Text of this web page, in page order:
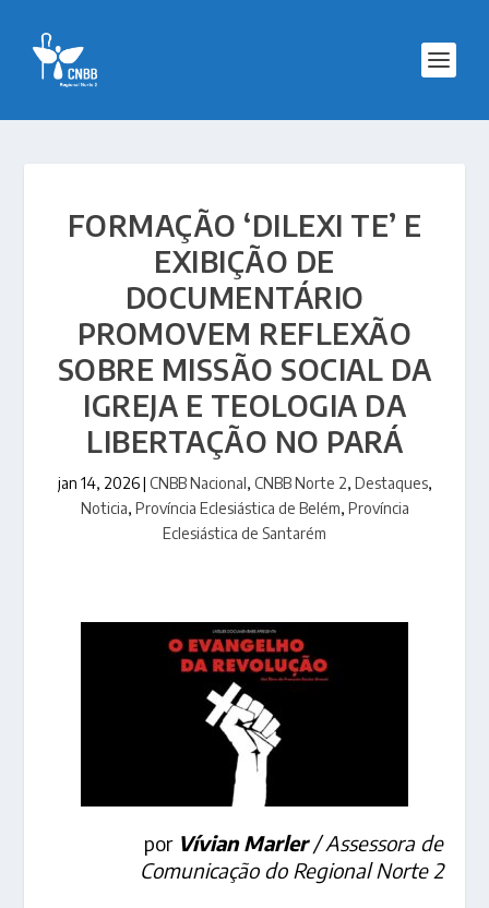
FORMAÇÃO ‘DILEXI TE’ E
EXIBIÇÃO DE
DOCUMENTÁRIO
PROMOVEM REFLEXÃO
SOBRE MISSÃO SOCIAL DA
IGREJA E TEOLOGIA DA
LIBERTAÇÃO NO PARÁ
jan 14, 2026| CNBB Nacional, CNBB Norte 2, Destaques,
Noticia, Província Eclesiástica de Belém, Província
Eclesiástica de Santarém
por Vívian Marler/ Assessora de
Comunicação do Regional Norte 2